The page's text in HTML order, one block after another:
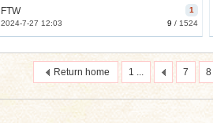
1
FTW
9 / 1524
2024-7-27 12:03
1 ... 7 8
Return home